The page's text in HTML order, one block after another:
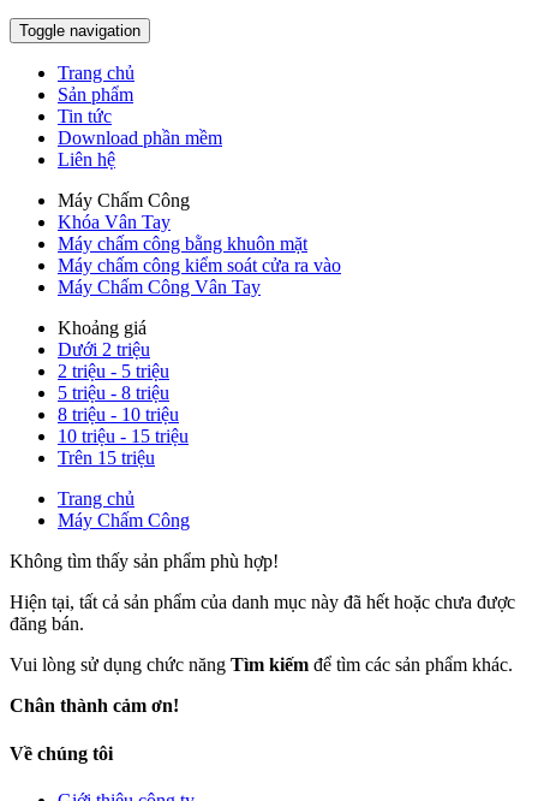
Toggle navigation
Trang chủ
Sản phẩm
Tin tức
Download phần mềm
Liên hệ
Máy Chấm Công
Khóa Vân Tay
Máy chấm công bằng khuôn mặt
Máy chấm công kiểm soát cửa ra vào
Máy Chấm Công Vân Tay
Khoảng giá
Dưới 2 triệu
2 triệu - 5 triệu
5 triệu - 8 triệu
8 triệu - 10 triệu
10 triệu - 15 triệu
Trên 15 triệu
Trang chủ
Máy Chấm Công
Không tìm thấy sản phẩm phù hợp!
Hiện tại, tất cả sản phẩm của danh mục này đã hết hoặc chưa được
đăng bán.
Vui lòng sử dụng chức năng Tìm kiếm để tìm các sản phẩm khác.
Chân thành cảm ơn!
Về chúng tôi